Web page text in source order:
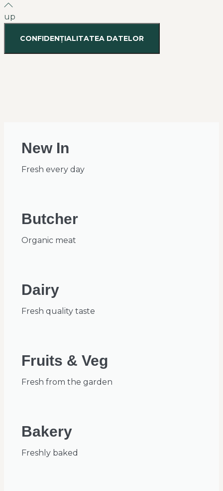
up
CONFIDENȚIALITATEA DATELOR
New In
Fresh every day
Butcher
Organic meat
Dairy
Fresh quality taste
Fruits & Veg
Fresh from the garden
Bakery
Freshly baked